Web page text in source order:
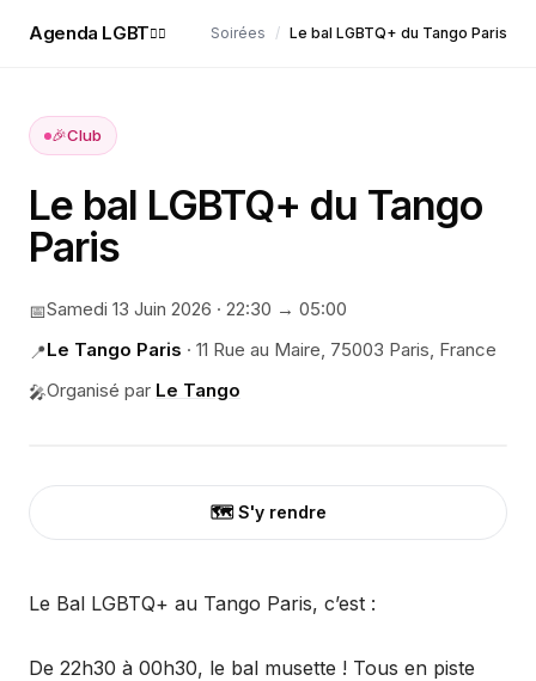
Agenda LGBT🏳️‍🌈 Soirées / Le bal LGBTQ+ du Tango Paris
🎉Club
Le bal LGBTQ+ du Tango
Paris
📅Samedi 13 Juin 2026 · 22:30 → 05:00
📍Le Tango Paris · 11 Rue au Maire, 75003 Paris, France
🎤Organisé par Le Tango
🗺️ S'y rendre
Le Bal LGBTQ+ au Tango Paris, c’est :
De 22h30 à 00h30, le bal musette ! Tous en piste